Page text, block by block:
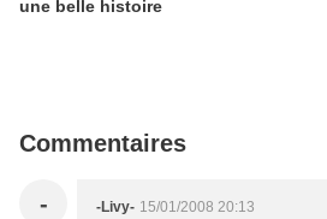
une belle histoire
Commentaires
- -Livy- 15/01/2008 20:13